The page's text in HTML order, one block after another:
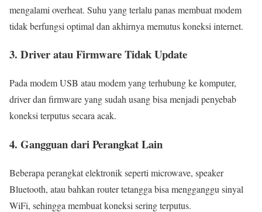
mengalami overheat. Suhu yang terlalu panas membuat modem
tidak berfungsi optimal dan akhirnya memutus koneksi internet.
3. Driver atau Firmware Tidak Update
Pada modem USB atau modem yang terhubung ke komputer,
driver dan firmware yang sudah usang bisa menjadi penyebab
koneksi terputus secara acak.
4. Gangguan dari Perangkat Lain
Beberapa perangkat elektronik seperti microwave, speaker
Bluetooth, atau bahkan router tetangga bisa mengganggu sinyal
WiFi, sehingga membuat koneksi sering terputus.